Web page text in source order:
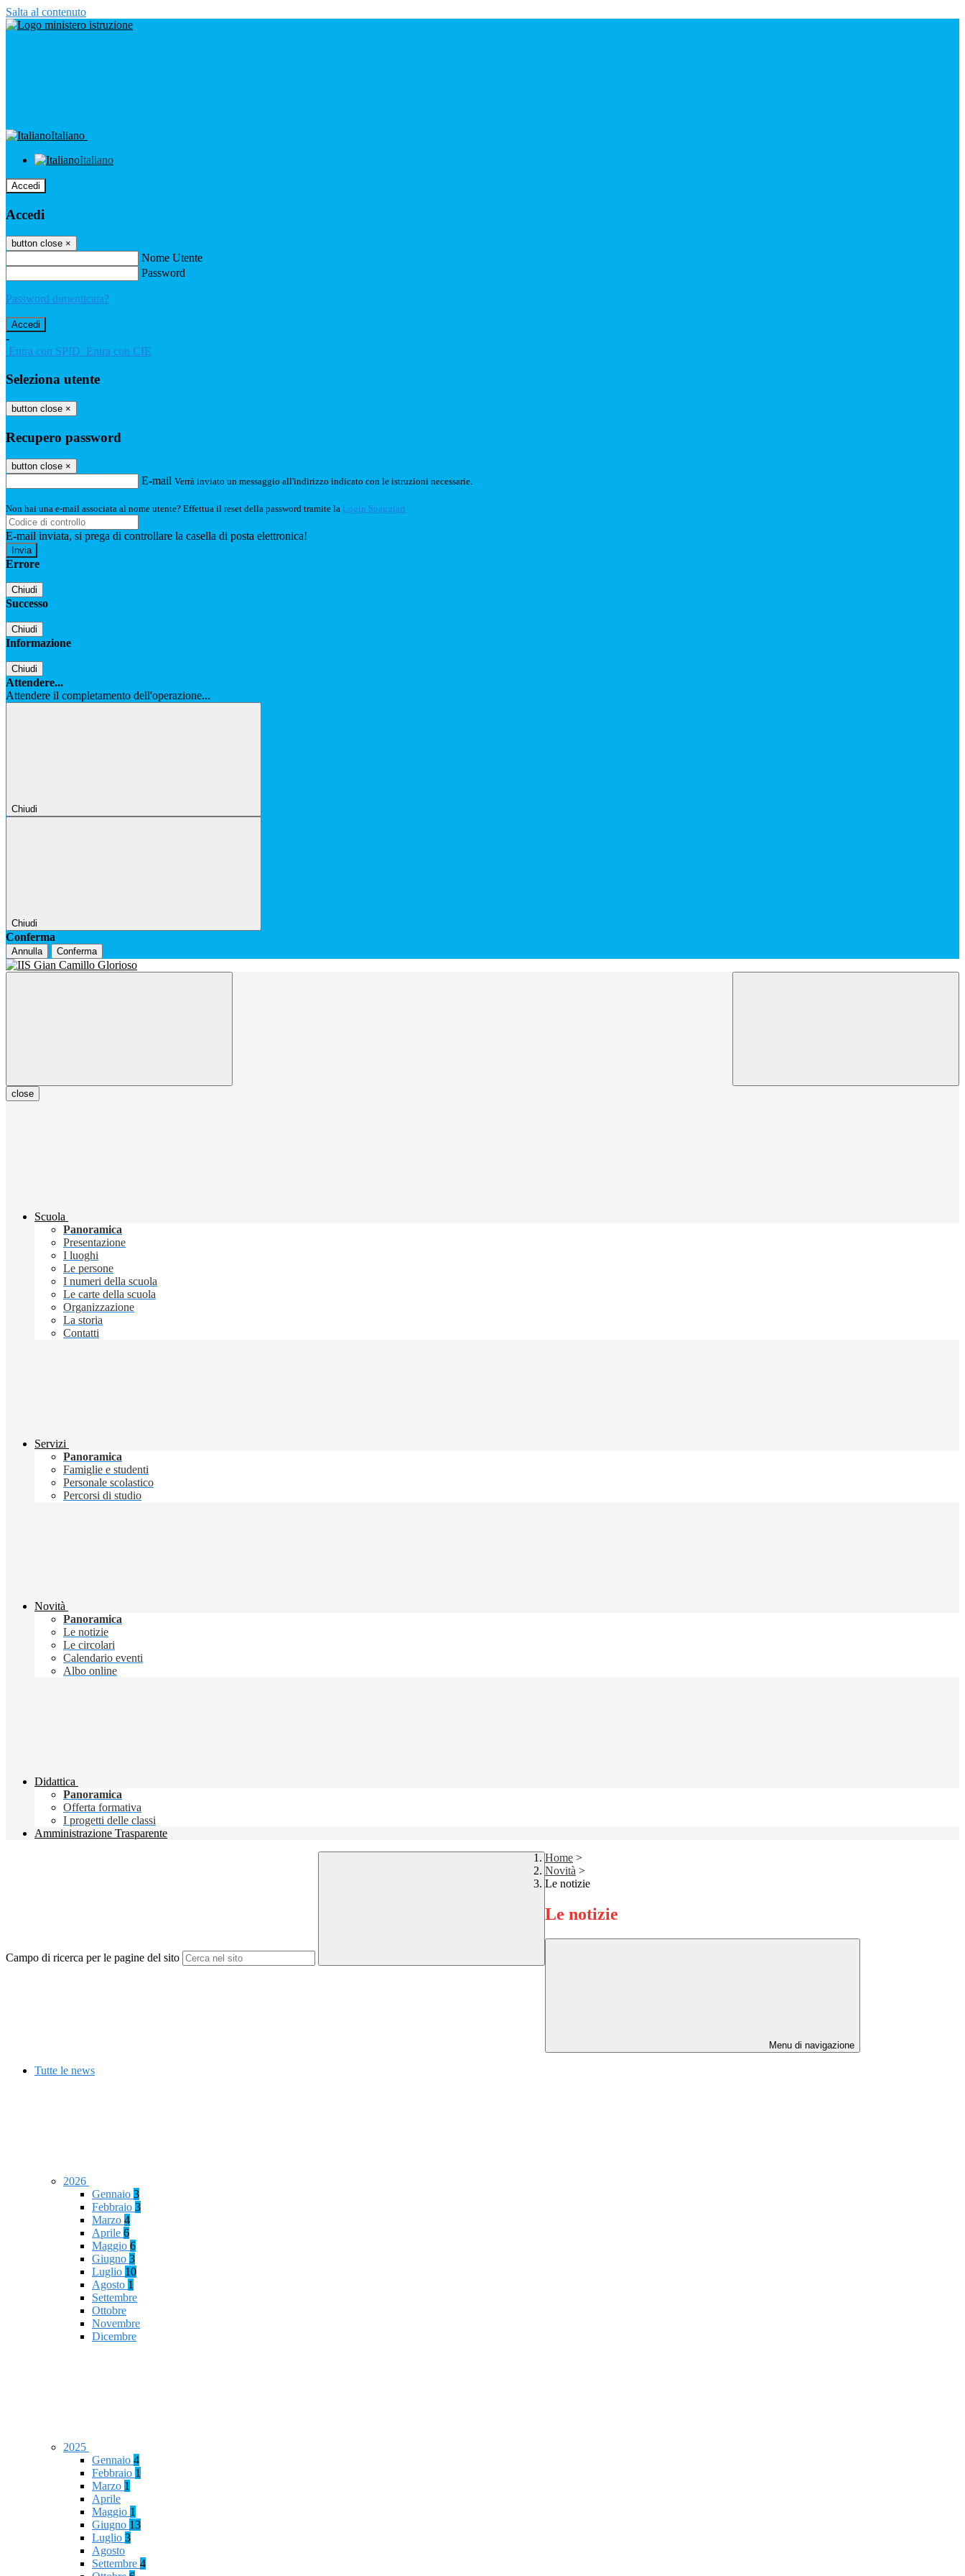
Salta al contenuto
Italiano
Italiano
Accedi
Accedi
button close ×
Nome Utente
Password
Password dimenticata?
-
Entra con SPID Entra con CIE
Seleziona utente
button close ×
Recupero password
button close ×
E-mail Verrà inviato un messaggio all'indirizzo indicato con le istruzioni necessarie.
Non hai una e-mail associata al nome utente? Effettua il reset della password tramite la Login Spaggiari
E-mail inviata, si prega di controllare la casella di posta elettronica!
Errore
Chiudi
Successo
Chiudi
Informazione
Chiudi
Attendere...
Attendere il completamento dell'operazione...
Chiudi
Chiudi
Conferma
Annulla Conferma
close
Scuola
Panoramica
Presentazione
I luoghi
Le persone
I numeri della scuola
Le carte della scuola
Organizzazione
La storia
Contatti
Servizi
Panoramica
Famiglie e studenti
Personale scolastico
Percorsi di studio
Novità
Panoramica
Le notizie
Le circolari
Calendario eventi
Albo online
Didattica
Panoramica
Offerta formativa
I progetti delle classi
Amministrazione Trasparente
Campo di ricerca per le pagine del sito
Home >
Novità >
Le notizie
Le notizie
Menu di navigazione
Tutte le news
2026
Gennaio 3
Febbraio 3
Marzo 4
Aprile 6
Maggio 6
Giugno 3
Luglio 10
Agosto 1
Settembre
Ottobre
Novembre
Dicembre
2025
Gennaio 4
Febbraio 1
Marzo 1
Aprile
Maggio 1
Giugno 13
Luglio 3
Agosto
Settembre 4